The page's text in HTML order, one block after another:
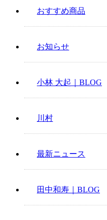
おすすめ商品
お知らせ
小林 大起｜BLOG
川村
最新ニュース
田中和寿｜BLOG